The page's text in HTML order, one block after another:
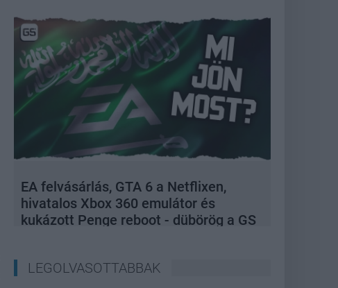
EA felvásárlás, GTA 6 a Netflixen,
hivatalos Xbox 360 emulátor és
kukázott Penge reboot - dübörög a GS
LEGOLVASOTTABBAK